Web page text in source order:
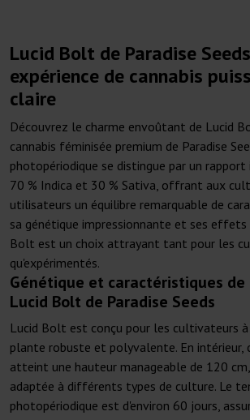
Lucid Bolt de Paradise
expérience de cannabis
claire
Découvrez le charme envoûtant de Lucid
cannabis féminisée premium de Paradise
photopériodique se distingue par un
70 % Indica et 30 % Sativa, offrant aux
utilisateurs un équilibre remarquable de
sa génétique impressionnante et ses effets
Bolt est un choix attrayant tant pour les
qu'expérimentés.
Génétique et caractéristiques de
Lucid Bolt de Paradise Seeds
Lucid Bolt est conçu pour les cultivateurs à
plante robuste et polyvalente. En intérieur,
atteint une hauteur manageable de 120
adaptée à différents types de culture. Le
photopériodique est d'environ 60 jours,